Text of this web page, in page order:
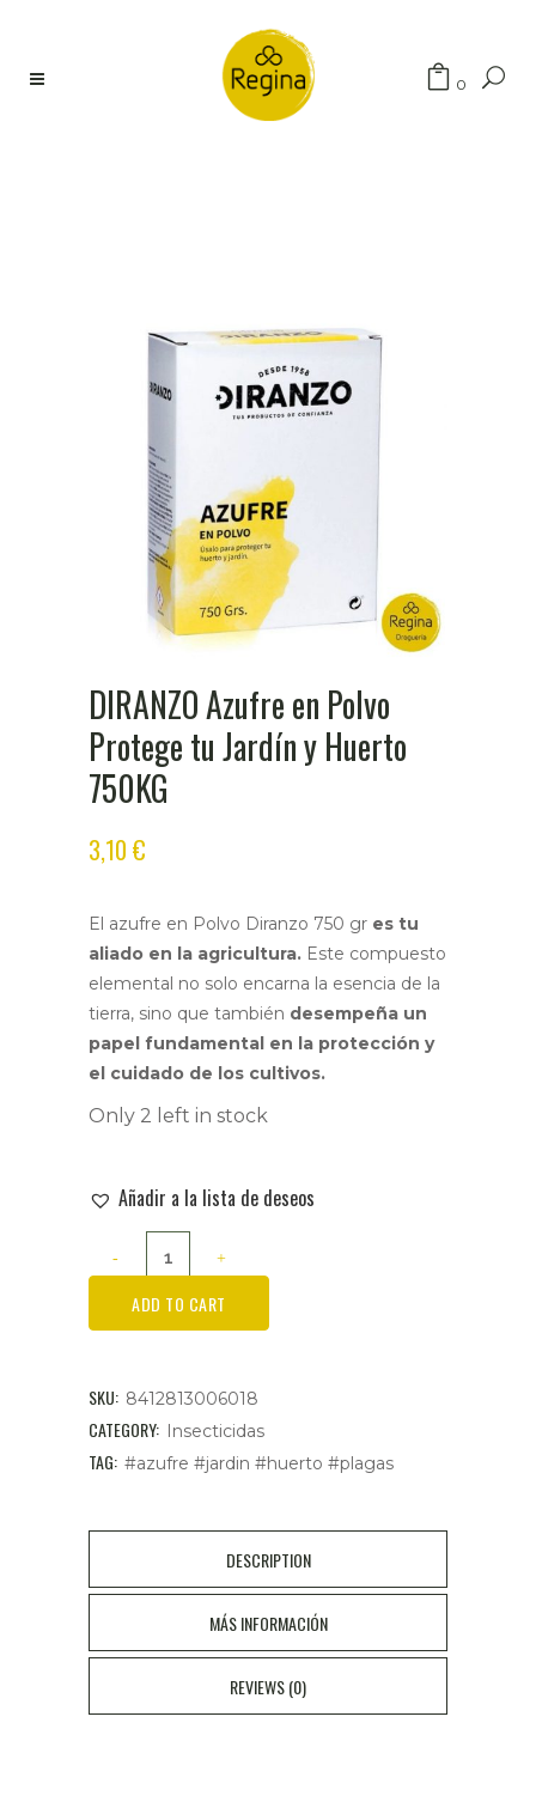
0
DIRANZO Azufre en Polvo
Protege tu Jardín y Huerto
750KG
3,10 €
El azufre en Polvo Diranzo 750 gr es tu
aliado en la agricultura. Este compuesto
elemental no solo encarna la esencia de la
tierra, sino que también desempeña un
papel fundamental en la protección y
el cuidado de los cultivos.
Only 2 left in stock
Añadir a la lista de deseos
DIRANZO
Azufre
en
Polvo
Protege
tu
750KG
ADD TO CART
SKU: 8412813006018
CATEGORY: Insecticidas
TAG: #azufre #jardin #huerto #plagas
DESCRIPTION
MÁS INFORMACIÓN
REVIEWS (0)